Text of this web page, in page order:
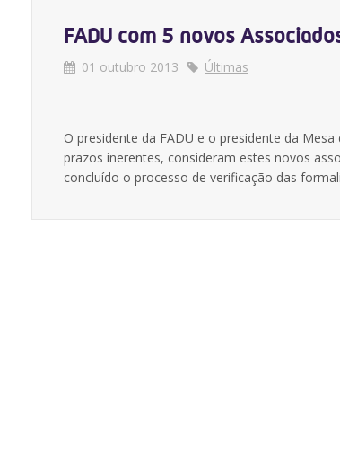
FADU com 5 novos
01 outubro 2013 Últimas
O presidente da FADU e o presidente da
prazos inerentes, consideram estes novos
concluído o processo de verificação das